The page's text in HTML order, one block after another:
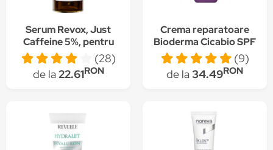
Serum Revox, Just
Caffeine 5%, pentru
conturul ochilor, 30 ml
(28)
de la22.61RON
Crema reparatoare
Bioderma Cicabio SPF
50+ pentru piele cu
leziuni expusa la soare,
30 ml
(9)
de la34.49RON